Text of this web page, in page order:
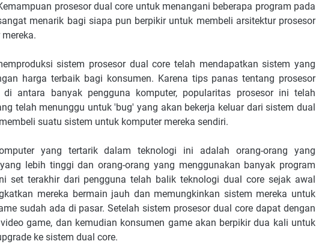
prosesor dual core untuk menangani beberapa program pada
menarik bagi siapa pun berpikir untuk membeli arsitektur prosesor
sistem prosesor dual core telah mendapatkan sistem yang
harga terbaik bagi konsumen. Karena tips panas tentang prosesor
antara banyak pengguna komputer, popularitas prosesor ini telah
telah menunggu untuk 'bug' yang akan bekerja keluar dari sistem dual
suatu sistem untuk komputer mereka sendiri.
yang tertarik dalam teknologi ini adalah orang-orang yang
lebih tinggi dan orang-orang yang menggunakan banyak program
set terakhir dari pengguna telah balik teknologi dual core sejak awal
mereka bermain jauh dan memungkinkan sistem mereka untuk
sudah ada di pasar. Setelah sistem prosesor dual core dapat dengan
game, dan kemudian konsumen game akan berpikir dua kali untuk
ke sistem dual core.